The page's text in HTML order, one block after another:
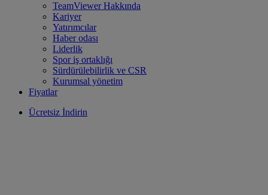
TeamViewer Hakkında
Kariyer
Yatırımcılar
Haber odası
Liderlik
Spor iş ortaklığı
Sürdürülebilirlik ve CSR
Kurumsal yönetim
Fiyatlar
Ücretsiz İndirin